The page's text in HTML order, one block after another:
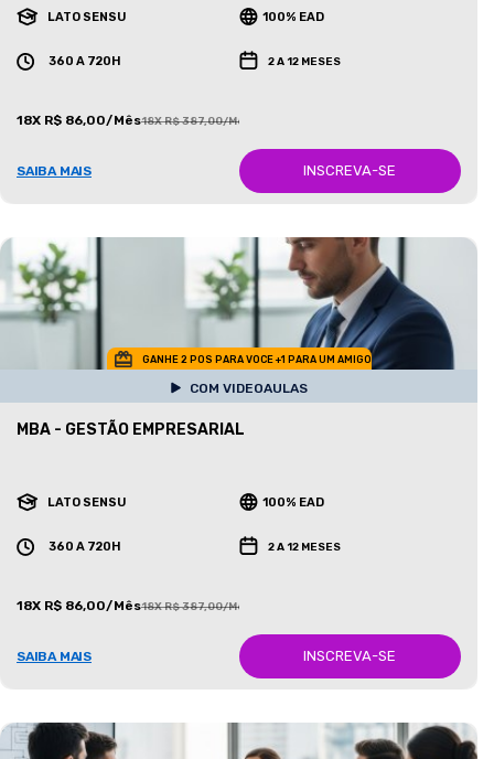
LATO SENSU 100% EAD
360 A 720H 2 A 12 MESES
18X R$ 86,00/Mês18X R$ 387,00/Mês
SAIBA MAIS INSCREVA-SE
GANHE 2 POS PARA VOCE +1 PARA UM AMIGO
COM VIDEOAULAS
MBA - GESTÃO EMPRESARIAL
LATO SENSU 100% EAD
360 A 720H 2 A 12 MESES
18X R$ 86,00/Mês18X R$ 387,00/Mês
SAIBA MAIS INSCREVA-SE